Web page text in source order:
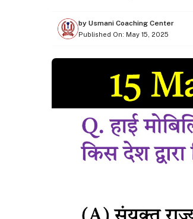
by Usmani Coaching Center
Published On: May 15, 2025